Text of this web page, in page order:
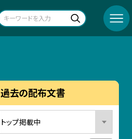
過去の配布文書